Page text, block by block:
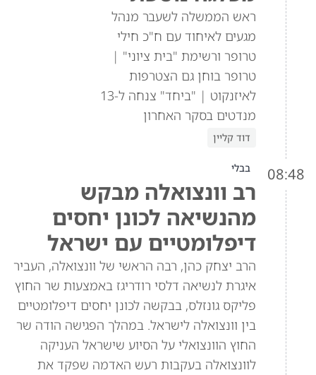
ראש הממשלה לשעבר מנהל
מגעים לאיחוד עם ח"כ חילי
טרופר ורשימת "בית ציוני" |
טרופר בוחן גם הצטרפות
לאיזנקוט | "ביחד" צנחה ל-13
מנדטים בסקר האחרון
דוד קליין
08:48 בבלי
רב וונצואלה מבקש
מהנשיאה לכונן יחסים
דיפלומטיים עם ישראל
הרב יצחק כהן, רבה הראשי של וונצואלה, העביר
איגרת לנשיאה דלסי רודריגז באמצעות שר החוץ
פליקס גונזלס, בבקשה לכונן יחסים דיפלומטיים
בין וונצואלה לישראל. במהלך הפגישה הודה שר
החוץ הוונצואלי על הסיוע שישראל העניקה
לוונצואלה בעקבות רעש האדמה שפקד את